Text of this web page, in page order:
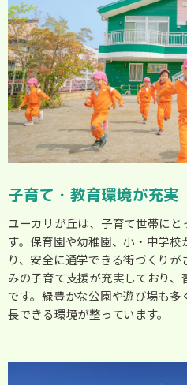
子育て・教育環境が充実
ユーカリが丘は、子育て世帯に
す。保育園や幼稚園、小・中学
り、安全に通学できる街づくり
みの子育て支援が充実しており
です。緑豊かな公園や遊び場も
長できる環境が整っています。